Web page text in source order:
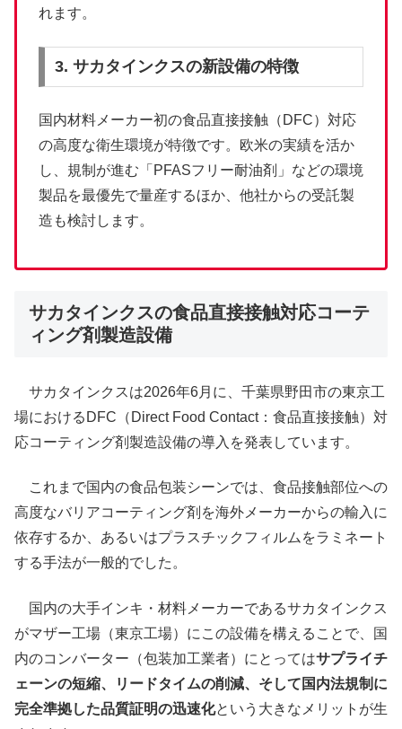
れます。
3. サカタインクスの新設備の特徴
国内材料メーカー初の食品直接接触（DFC）対応
の高度な衛生環境が特徴です。欧米の実績を活か
し、規制が進む「PFASフリー耐油剤」などの環境
製品を最優先で量産するほか、他社からの受託製
造も検討します。
サカタインクスの食品直接接触対応コーテ
ィング剤製造設備
サカタインクスは2026年6月に、千葉県野田市の東京工
場におけるDFC（Direct Food Contact：食品直接接触）対
応コーティング剤製造設備の導入を発表しています。
これまで国内の食品包装シーンでは、食品接触部位への
高度なバリアコーティング剤を海外メーカーからの輸入に
依存するか、あるいはプラスチックフィルムをラミネート
する手法が一般的でした。
国内の大手インキ・材料メーカーであるサカタインクス
がマザー工場（東京工場）にこの設備を構えることで、国
内のコンバーター（包装加工業者）にとってはサプライチ
ェーンの短縮、リードタイムの削減、そして国内法規制に
完全準拠した品質証明の迅速化という大きなメリットが生